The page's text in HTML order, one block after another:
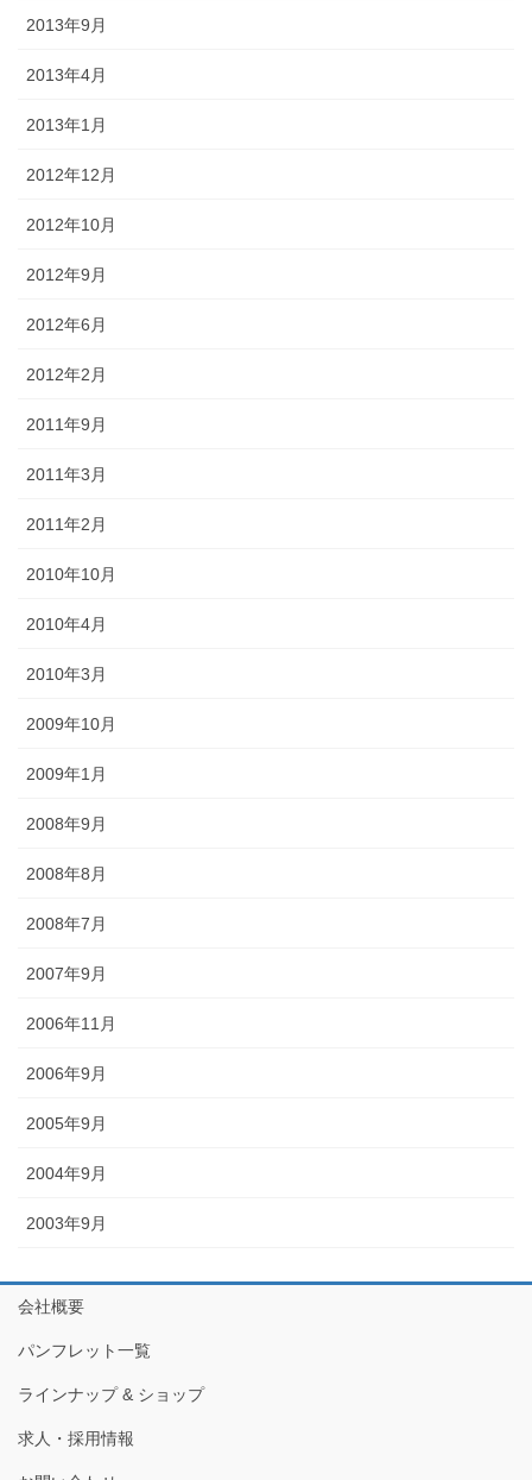
2013年9月
2013年4月
2013年1月
2012年12月
2012年10月
2012年9月
2012年6月
2012年2月
2011年9月
2011年3月
2011年2月
2010年10月
2010年4月
2010年3月
2009年10月
2009年1月
2008年9月
2008年8月
2008年7月
2007年9月
2006年11月
2006年9月
2005年9月
2004年9月
2003年9月
会社概要
パンフレット一覧
ラインナップ & ショップ
求人・採用情報